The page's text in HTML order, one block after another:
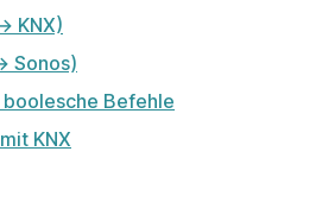
KNX)
Sonos)
Befehle
KNX